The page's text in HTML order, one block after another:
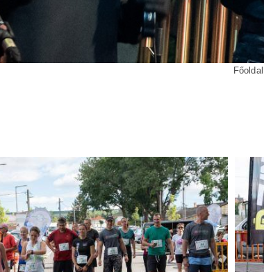
Főoldal